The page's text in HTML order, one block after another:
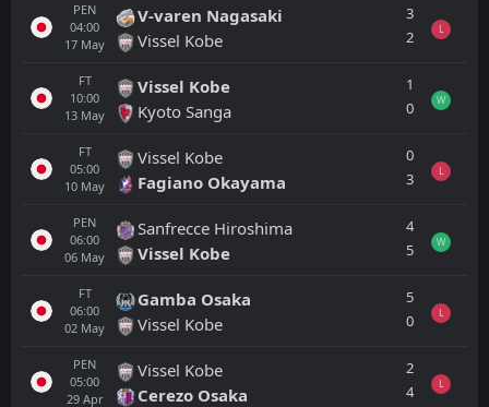
PEN
04:00
17 May
V-varen Nagasaki
Vissel Kobe
3
2
L
FT
10:00
13 May
Vissel Kobe
Kyoto Sanga
1
0
W
FT
05:00
10 May
Vissel Kobe
Fagiano Okayama
0
3
L
PEN
06:00
06 May
Sanfrecce Hiroshima
Vissel Kobe
4
5
W
FT
06:00
02 May
Gamba Osaka
Vissel Kobe
5
0
L
PEN
05:00
29 Apr
Vissel Kobe
Cerezo Osaka
2
4
L